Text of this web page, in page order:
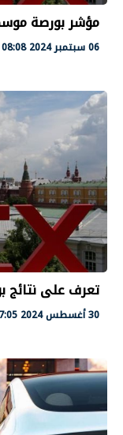
مؤشر بورصة
06 سبتمبر 2024 08:08 م
تعرف على نتائج
30 أغسطس 2024 07:05 م